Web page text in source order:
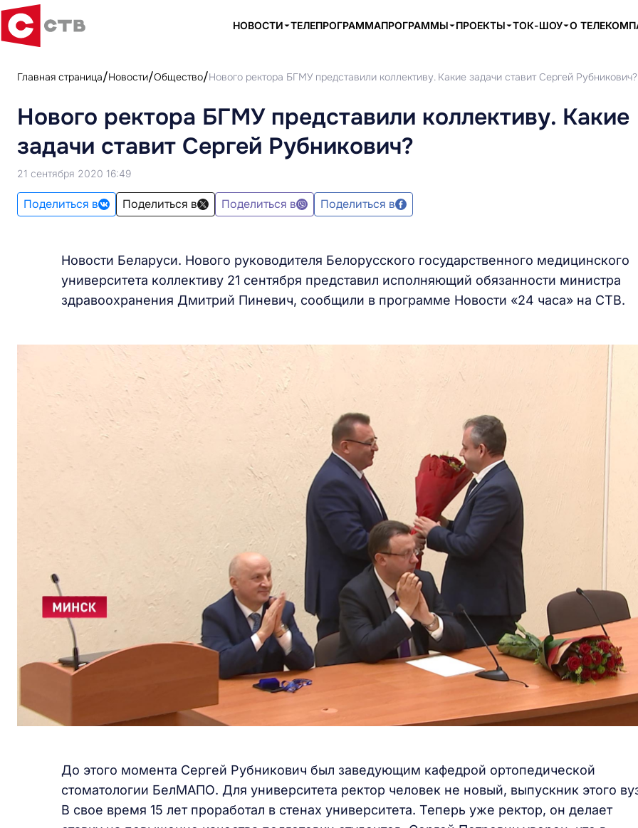
НОВОСТИ ТЕЛЕПРОГРАММАПРОГРАММЫ ПРОЕКТЫ ТОК-ШОУ О
Главная страница Новости Общество Нового ректора БГМУ представили коллективу. Какие задачи ставит Сергей Рубникович?
Нового ректора БГМУ представили коллективу. Какие
задачи ставит Сергей Рубникович?
21 сентября 2020 16:49
Поделиться в Поделиться в Поделиться в Поделиться в
Новости Беларуси. Нового руководителя Белорусского государственного медицинского
университета коллективу 21 сентября представил исполняющий обязанности министра
здравоохранения Дмитрий Пиневич, сообщили в программе Новости «24 часа» на СТВ.
До этого момента Сергей Рубникович был заведующим кафедрой ортопедической
стоматологии БелМАПО. Для университета ректор человек не новый, выпускник этого
В свое время 15 лет проработал в стенах университета. Теперь уже ректор, он делает